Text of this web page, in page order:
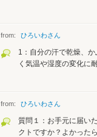
from: ひろいわさん
1：自分の汗で乾燥、
く気温や湿度の変化に
from: ひろいわさん
質問１：お手元に届い
クトですか？よかった